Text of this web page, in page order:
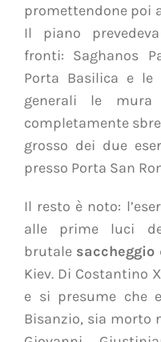
promettendone poi
Il piano
fronti: Saghanos
Porta Basilica e
generali le mura
completamente
grosso dei due
presso Porta San
Il resto è noto:
alle prime luci
brutale saccheggio
Kiev. Di Costantino
e si presume che
Bisanzio, sia morto